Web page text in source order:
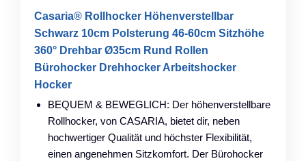
Casaria® Rollhocker Höhenverstellbar
Schwarz 10cm Polsterung 46-60cm Sitzhöhe
360° Drehbar Ø35cm Rund Rollen
Bürohocker Drehhocker Arbeitshocker
Hocker
BEQUEM & BEWEGLICH: Der höhenverstellbare
Rollhocker, von CASARIA, bietet dir, neben
hochwertiger Qualität und höchster Flexibilität,
einen angenehmen Sitzkomfort. Der Bürohocker